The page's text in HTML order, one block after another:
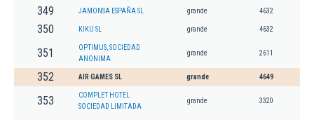
349 JAMONSA ESPAÑA SL grande 4632
350 KIKU SL grande 4632
351
OPTIMUS, SOCIEDAD
ANONIMA
grande 2611
352 AIR GAMES SL grande 4649
353
COMPLET HOTEL
SOCIEDAD LIMITADA
grande 3320